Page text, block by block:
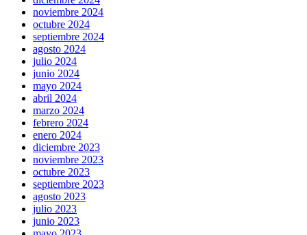
noviembre 2024
octubre 2024
septiembre 2024
agosto 2024
julio 2024
junio 2024
mayo 2024
abril 2024
marzo 2024
febrero 2024
enero 2024
diciembre 2023
noviembre 2023
octubre 2023
septiembre 2023
agosto 2023
julio 2023
junio 2023